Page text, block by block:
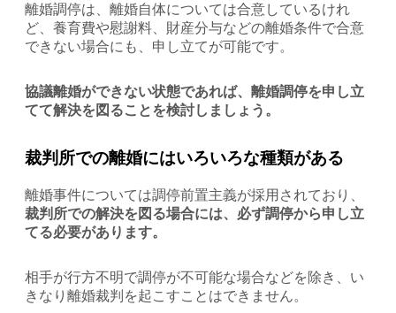
離婚調停は、離婚自体については合意しているけれ
ど、養育費や慰謝料、財産分与などの離婚条件で合意
できない場合にも、申し立てが可能です。
協議離婚ができない状態であれば、離婚調停を申し立
てて解決を図ることを検討しましょう。
裁判所での離婚にはいろいろな種類がある
離婚事件については調停前置主義が採用されており、
裁判所での解決を図る場合には、必ず調停から申し立
てる必要があります。
相手が行方不明で調停が不可能な場合などを除き、い
きなり離婚裁判を起こすことはできません。